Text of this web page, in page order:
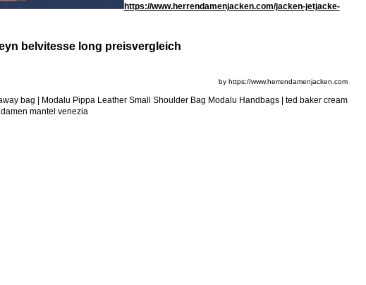
https://www.herrendamenjacken.com/jacken-jetjacke-
belvitesse long preisvergleich
by https://www.herrendamenjacken.com
bag | Modalu Pippa Leather Small Shoulder Bag Modalu Handbags | ted baker cream
mantel venezia